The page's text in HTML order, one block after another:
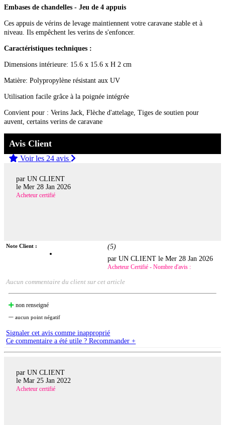
Embases de chandelles - Jeu de 4 appuis
Ces appuis de vérins de levage maintiennent votre caravane stable et à
niveau. Ils empêchent les verins de s'enfoncer.
Caractéristiques techniques :
Dimensions intérieure: 15.6 x 15.6 x H 2 cm
Matière: Polypropylène résistant aux UV
Utilisation facile grâce à la poignée intégrée
Convient pour : Verins Jack, Flèche d'attelage, Tiges de soutien pour
auvent, certains verins de caravane
Avis Client
Voir les 24 avis
par UN CLIENT
le Mer 28 Jan 2026
Acheteur certifié
Note Client : (5)
par UN CLIENT leMer 28 Jan 2026
Acheteur Certifié - Nombre d'avis :
Aucun commentaire du client sur cet article
non renseigné
aucun point négatif
Signaler cet avis comme inapproprié
Ce commentaire a été utile ? Recommander +
par UN CLIENT
le Mar 25 Jan 2022
Acheteur certifié